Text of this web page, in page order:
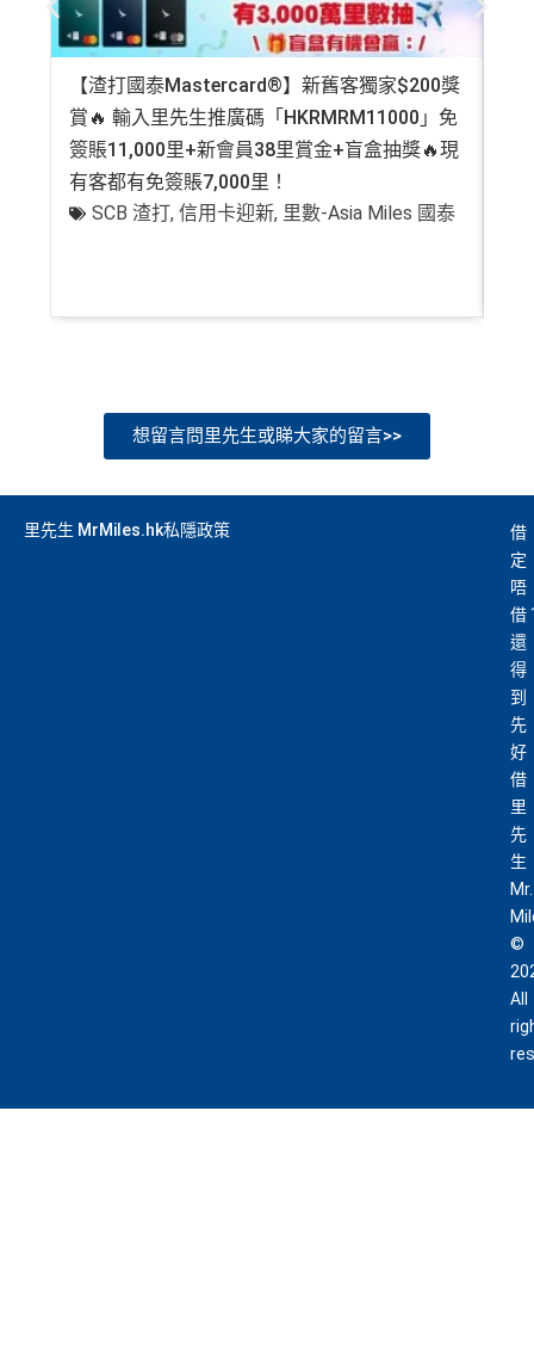
【渣打國泰Mastercard®】新舊客獨家$200獎
賞🔥 輸入里先生推廣碼「HKRMRM11000」免
簽賬11,000里+新會員38里賞金+盲盒抽獎🔥現
有客都有免簽賬7,000里！
SCB 渣打,信用卡迎新, 里數-Asia Miles 國泰
想留言問里先生或睇大家的留言>>
里先生 MrMiles.hk私隱政策
借
定
唔
借
還
得
到
先
好
借
里
先
生
Mr.
©
All